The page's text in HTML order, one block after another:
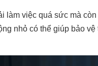
làm việc quá sức mà
nhỏ có thể giúp bảo